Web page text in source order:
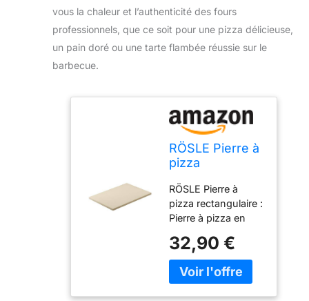
vous la chaleur et l’authenticité des fours
professionnels, que ce soit pour une pizza délicieuse,
un pain doré ou une tarte flambée réussie sur le
barbecue.
RÖSLE Pierre à
pizza
de haute
qualité en
cordiérite pour
la préparation
de pizzas,
tartes
flambées, pain
etc. sur le gril
RÖSLE Pierre à
pizza rectangulaire :
Pierre à pizza en
pour la préparation
de pizzas
croustillantes et de
32,90 €